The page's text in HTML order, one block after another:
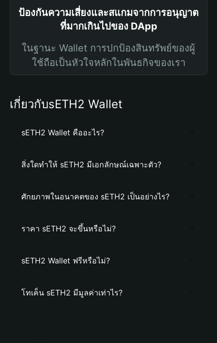
ป้องกันความเสี่ยงและสแกมจากการอนุญาต
ที่มากเกินไปของ DApp
ในฐานะ Wallet การปกป้องสินทรัพย์ของผู้
ใช้ถือเป็นหัวใจหลักในพันธกิจของเรา
เกี่ยวกับsETH2 Wallet
sETH2 Wallet คืออะไร?
สิ่งใดทำให้ sETH2 มีเอกลักษณ์เฉพาะตัว?
ศักยภาพในอนาคตของ sETH2 เป็นอย่างไร?
ราคา sETH2 จะขึ้นหรือไม่?
sETH2 Wallet ฟรีหรือไม่?
โทเค็น sETH2 มีมูลค่าเท่าไร?